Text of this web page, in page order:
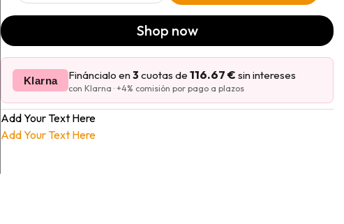
Shop now
Klarna Fináncialo en3 cuotas de 116.67 € sin intereses
con Klarna · +4% comisión por pago a plazos
Add Your Text Here
Add Your Text Here